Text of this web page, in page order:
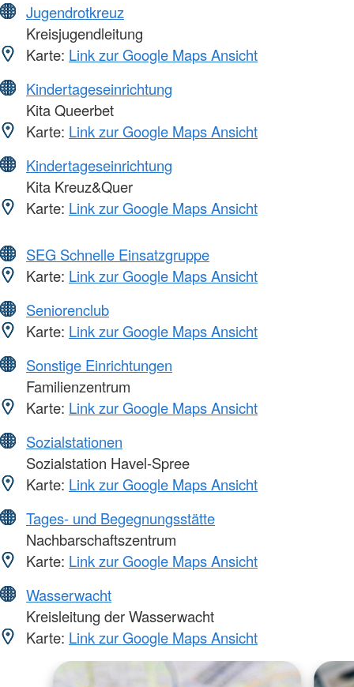
Jugendrotkreuz
Kreisjugendleitung
Karte: Link zur Google Maps Ansicht
Kindertageseinrichtung
Kita Queerbet
Karte: Link zur Google Maps Ansicht
Kindertageseinrichtung
Kita Kreuz&Quer
Karte: Link zur Google Maps Ansicht
SEG Schnelle Einsatzgruppe
Karte: Link zur Google Maps Ansicht
Seniorenclub
Karte: Link zur Google Maps Ansicht
Sonstige Einrichtungen
Familienzentrum
Karte: Link zur Google Maps Ansicht
Sozialstationen
Sozialstation Havel-Spree
Karte: Link zur Google Maps Ansicht
Tages- und Begegnungsstätte
Nachbarschaftszentrum
Karte: Link zur Google Maps Ansicht
Wasserwacht
Kreisleitung der Wasserwacht
Karte: Link zur Google Maps Ansicht